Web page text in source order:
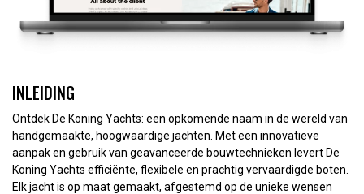
INLEIDING
Ontdek De Koning Yachts: een opkomende naam in de wereld van
handgemaakte, hoogwaardige jachten. Met een innovatieve
aanpak en gebruik van geavanceerde bouwtechnieken levert De
Koning Yachts efficiënte, flexibele en prachtig vervaardigde boten.
Elk jacht is op maat gemaakt, afgestemd op de unieke wensen